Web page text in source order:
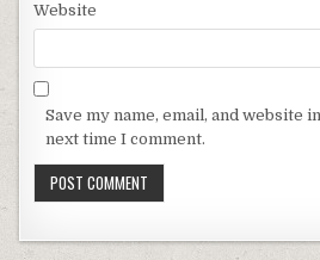
Website
Save my name, email, and website
next time I comment.